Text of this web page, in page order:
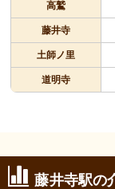
高鷲
藤井寺
土師ノ里
道明寺
藤井寺駅の